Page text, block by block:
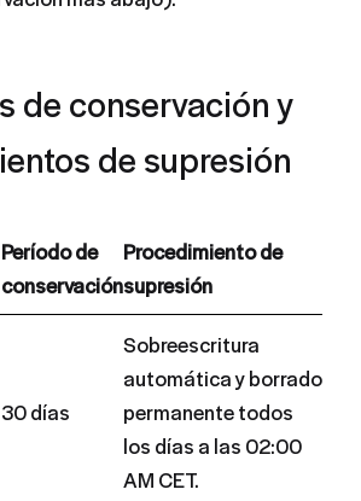
de conservación y
de supresión
Período de
conservación
Procedimiento de
supresión
30 días
Sobreescritura
automática y borrado
permanente todos
los días a las 02:00
AM CET.